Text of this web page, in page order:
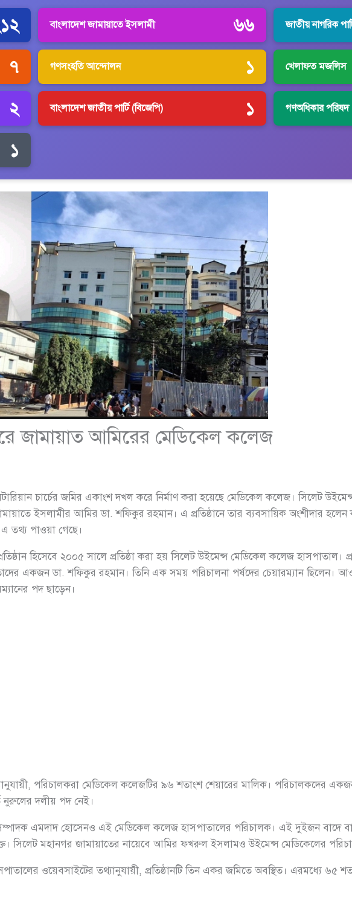
বাংলাদেশ জামায়াতে ইসলামী ৬৬ জাতীয় নাগরিক
৭ গণসংহতি আন্দোলন ১ খেলাফত মজলিস
২ বাংলাদেশ জাতীয় পার্টি (বিজেপি) ১ গণঅধিকার পরিষদ
১
জামায়াত আ‌মি‌রের মেডিকেল কলেজ
চা‌র্চের জ‌মির একাংশ দখল ক‌রে নির্মাণ করা হ‌য়ে‌ছে মে‌ডি‌কেল ক‌লেজ। সি‌লেট
জামায়া‌তে ইসলামীর আ‌মির ডা. শ‌ফিকুর রহমান। এ প্রতিষ্ঠানে তার ব্যবসা‌য়িক অংশীদার
তথ্য পাওয়া গেছে।
হি‌সে‌বে ২০০৫ সা‌লে প্রতিষ্ঠা করা হয় সি‌লেট উই‌মেন্স মে‌ডি‌কেল ক‌লেজ হাসপাতাল।
একজন ডা. শ‌ফিকুর রহমান। তি‌নি এক সময় প‌রিচালনা পর্ষদের চেয়ারম্যান ছি‌লেন।
পদ ছাড়েন।
প‌রিচালকরা মে‌ডি‌কেল ক‌লেজ‌টির ৯৬ শতাংশ শেয়ারের মা‌লিক। প‌রিচালক‌দের
দলীয় পদ নেই।
এমদাদ হো‌সেনও এই মেডিকেল কলেজ হাসপাতালের প‌রিচালক। এই দুইজন বা‌দে
সি‌লেট মহানগর জামায়া‌তের না‌য়ে‌বে আ‌মির ফখরুল ইসলামও উই‌মেন্স মে‌ডি‌কে‌লের
ও‌য়েবসাই‌টের তথ্যানুযায়ী, প্রতিষ্ঠান‌টি তিন একর জ‌মি‌তে অব‌স্থিত। এরম‌ধ্যে ৬৫